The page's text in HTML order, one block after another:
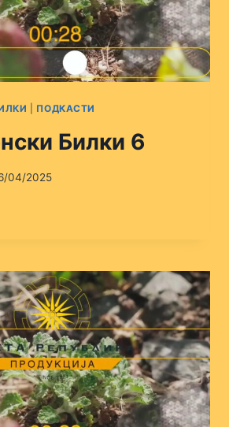
ПОДКАСТИ
Билки 6
04/2025